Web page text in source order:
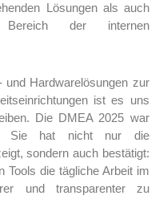
Lösungen als auch
der internen
und Hardwarelösungen zur
ist es uns
Die DMEA 2025 war
Sie hat nicht nur die
sondern auch bestätigt:
Tools die tägliche Arbeit im
und transparenter zu